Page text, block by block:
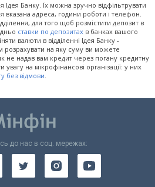
Ідея Банку. Їх можна зручно відфільтрувати
вказана адреса, години роботи і телефон.
для того щоб розмістити депозит в
ставки по депозитах в банках вашого
валюти в відділенні Ідея Банку -
на яку суму ви можете
не надав вам кредит через погану кредитну
на мікрофінансові організації: у них
без відмови.
до нас в соц. мережах: